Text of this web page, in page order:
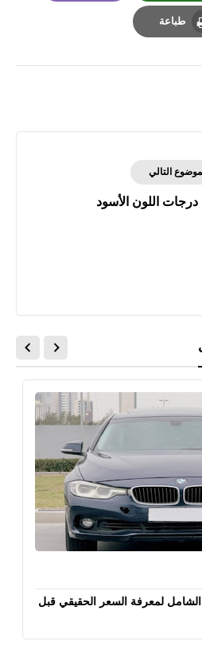
Whatsapp
طباعة
التالي
درجات اللون الأسود
الشامل لمعرفة السعر الحقيقي قبل